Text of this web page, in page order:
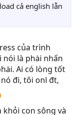
cả english lẫn
của trình
nói là phȧi nhấn
Ai có lòng tốt
đi, tôi onl đt,
con sông và